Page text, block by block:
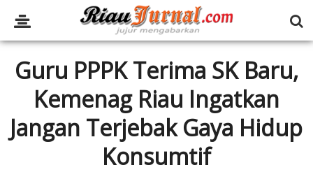
Guru PPPK Terima SK Baru,
Kemenag Riau Ingatkan
Jangan Terjebak Gaya Hidup
Konsumtif